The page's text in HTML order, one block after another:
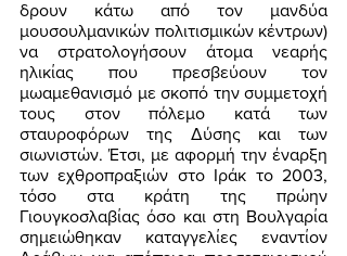
δρουν κάτω από τον μανδύα
μουσουλμανικών πολιτισμικών κέντρων)
να στρατολογήσουν άτομα νεαρής
ηλικίας που πρεσβεύουν τον
μωαμεθανισμό με σκοπό την συμμετοχή
τους στον πόλεμο κατά των
σταυροφόρων της Δύσης και των
σιωνιστών. Έτσι, με αφορμή την έναρξη
των εχθροπραξιών στο Ιράκ το 2003,
τόσο στα κράτη της πρώην
Γιουγκοσλαβίας όσο και στη Βουλγαρία
σημειώθηκαν καταγγελίες εναντίον